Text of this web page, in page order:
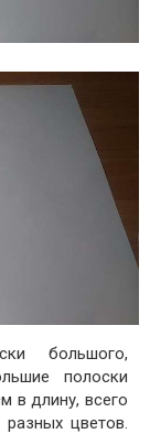
большого,
полоски
в длину, всего
цветов.